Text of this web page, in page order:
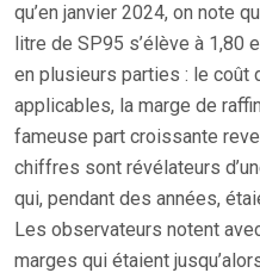
qu’en janvier 2024, on note
litre de SP95 s’élève à 1,80
en plusieurs parties : le coût
applicables, la marge de
fameuse part croissante
chiffres sont révélateurs
qui, pendant des années,
Les observateurs notent
marges qui étaient